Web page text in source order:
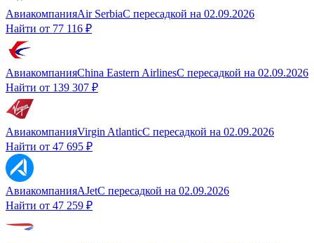
АвиакомпанияAir SerbiaС пересадкой на 02.09.2026
Найти от 77 116 ₽
АвиакомпанияChina Eastern AirlinesС пересадкой на 02.09.2026
Найти от 139 307 ₽
АвиакомпанияVirgin AtlanticС пересадкой на 02.09.2026
Найти от 47 695 ₽
АвиакомпанияAJetС пересадкой на 02.09.2026
Найти от 47 259 ₽